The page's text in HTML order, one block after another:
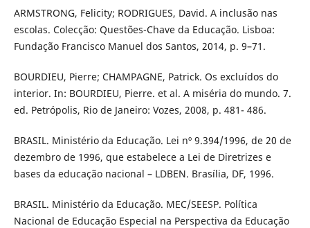
ARMSTRONG, Felicity; RODRIGUES, David. A inclusão nas
escolas. Colecção: Questões-Chave da Educação. Lisboa:
Fundação Francisco Manuel dos Santos, 2014, p. 9–71.
BOURDIEU, Pierre; CHAMPAGNE, Patrick. Os excluídos do
interior. In: BOURDIEU, Pierre. et al. A miséria do mundo. 7.
ed. Petrópolis, Rio de Janeiro: Vozes, 2008, p. 481- 486.
BRASIL. Ministério da Educação. Lei nº 9.394/1996, de 20 de
dezembro de 1996, que estabelece a Lei de Diretrizes e
bases da educação nacional – LDBEN. Brasília, DF, 1996.
BRASIL. Ministério da Educação. MEC/SEESP. Política
Nacional de Educação Especial na Perspectiva da Educação